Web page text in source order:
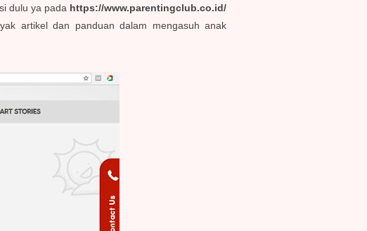
dulu ya pada https://www.parentingclub.co.id/
artikel dan panduan dalam mengasuh anak